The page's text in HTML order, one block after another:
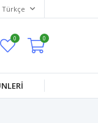
Türkçe
0 0